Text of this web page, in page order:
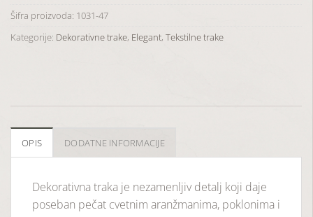
Šifra proizvoda: 1031-47
Kategorije: Dekorativne trake, Elegant, Tekstilne trake
OPIS DODATNE INFORMACIJE
Dekorativna traka je nezamenljiv detalj koji daje
poseban pečat cvetnim aranžmanima, poklonima i